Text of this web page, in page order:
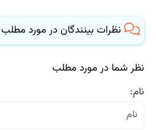
نظرات بینندگان در مورد مطلب
نظر شما در مورد مطلب
نام: